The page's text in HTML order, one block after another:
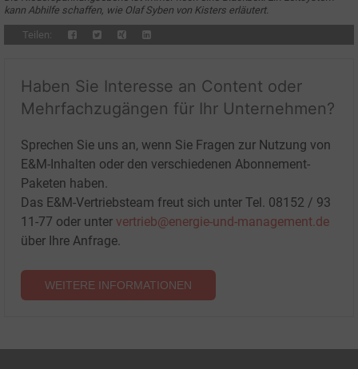
kann Abhilfe schaffen, wie Olaf Syben von Kisters erläutert.
Teilen:
Haben Sie Interesse an Content oder
Mehrfachzugängen für Ihr Unternehmen?
Sprechen Sie uns an, wenn Sie Fragen zur Nutzung von
E&M-Inhalten oder den verschiedenen Abonnement-
Paketen haben.
Das E&M-Vertriebsteam freut sich unter Tel. 08152 / 93
11-77 oder unter vertrieb@energie-und-management.de
über Ihre Anfrage.
WEITERE INFORMATIONEN